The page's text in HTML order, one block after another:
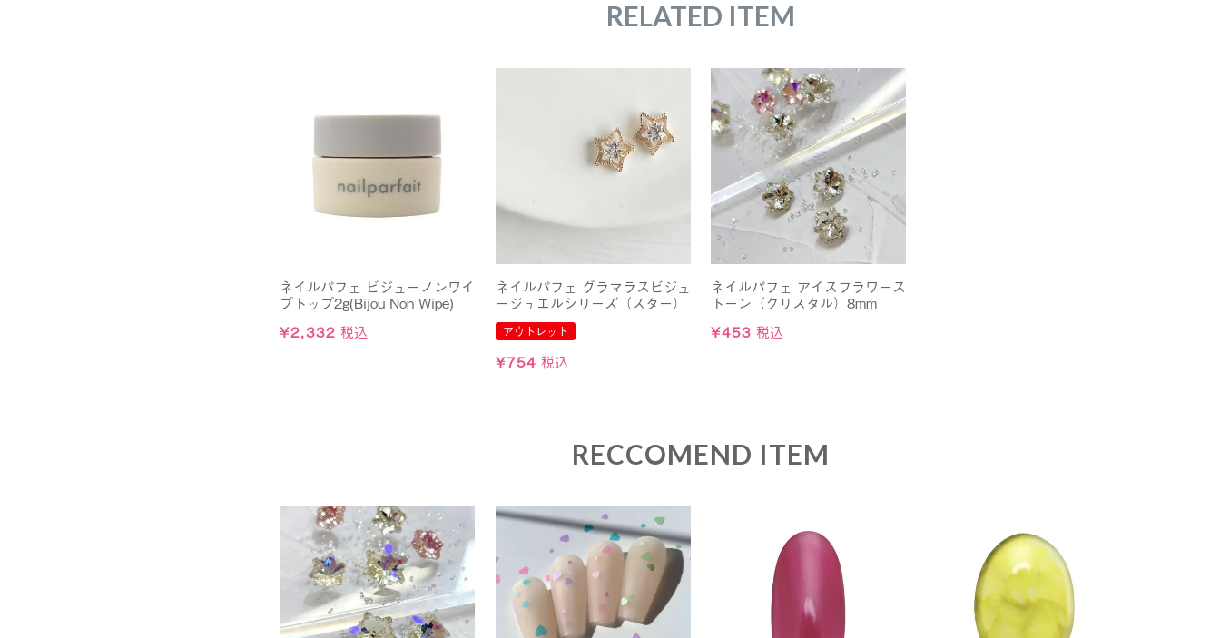
RELATED ITEM
ネイルパフェ ビジューノンワイ
プトップ2g(Bijou Non Wipe)
¥2,332 税込
ネイルパフェ グラマラスビジュ
ージュエルシリーズ（スター）
アウトレット
¥754 税込
ネイルパフェ アイスフラワース
トーン（クリスタル）8mm
¥453 税込
RECCOMEND ITEM